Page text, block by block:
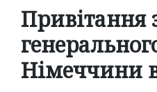
in
Привітання
Німеччини